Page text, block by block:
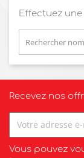
Effectuez
Recevez nos
Vous pouvez